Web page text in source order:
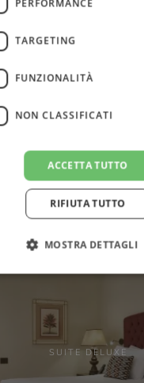
SUITE DELUXE
PERFORMANCE
TARGETING
FUNZIONALITÀ
NON CLASSIFICATI
ACCETTA TUTTO
RIFIUTA TUTTO
MOSTRA DETTAGLI